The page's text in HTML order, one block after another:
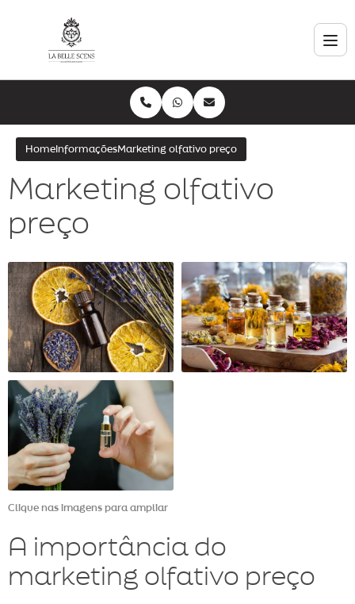
Home InformaçõesMarketing olfativo preço
Marketing olfativo
preço
Clique nas imagens para ampliar
A importância do
marketing olfativo preço